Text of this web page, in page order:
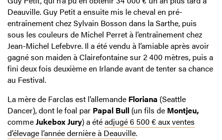
Deauville. Guy Petit a ensuite mis le cheval en pré-
entraînement chez Sylvain Bosson dans la Sarthe, puis
sous les couleurs de Michel Perret à l’entraînement chez
Jean-Michel Lefebvre. Il a été vendu à l’amiable après avoir
gagné son maiden à Clairefontaine sur 2 400 mètres, puis a
fini deux fois deuxième en Irlande avant de tenter sa chance
au Festival.
La mère de Farclas est l’allemande Floriana (Seattle
Dancer), dont le foal par Papal Bull (un fils de Montjeu,
commeJukebox Jury) a étéadjugé 6 500 € aux ventes
d’élevage l’année dernière à Deauville.